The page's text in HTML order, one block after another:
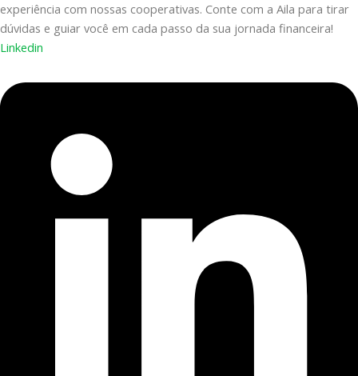
experiência com nossas cooperativas. Conte com a Aila para tirar
dúvidas e guiar você em cada passo da sua jornada financeira!
Linkedin